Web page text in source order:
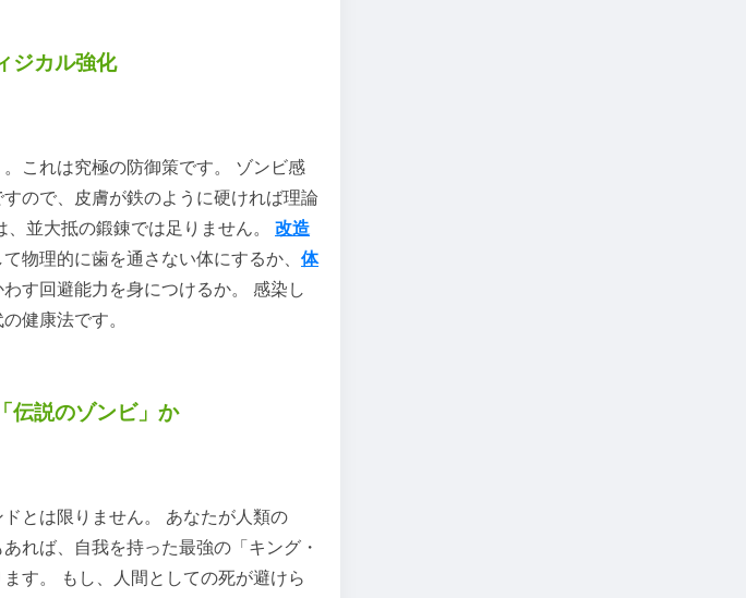
ジカル強化
これは究極の防御策です。 ゾンビ感
ので、皮膚が鉄のように硬ければ理論
並大抵の鍛錬では足りません。 改造
物理的に歯を通さない体にするか、 体
す回避能力を身につけるか。 感染し
健康法です。
伝説のゾンビ」か
とは限りません。 あなたが人類の
れば、自我を持った最強の「キング・
す。 もし、人間としての死が避けら